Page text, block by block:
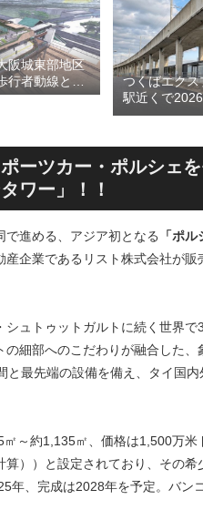
阪城東部地区
行者動線とな
接続デッ
つくばエク
駅近くで
高架下商業施
跡地の開発
設進行など
が形成へ！！
ーツカー・ポルシェ
ワー」！！
進める、アジア初となる 「ポ
企業であるリスト株式会社が
ュトゥットガルトに続く世界
細部へのこだわりが融合した
最先端の設備を備え、タイ国
～約1,135㎡、価格は1,500万
））と設定されており、その希
年、完成は2028年を予定。バン